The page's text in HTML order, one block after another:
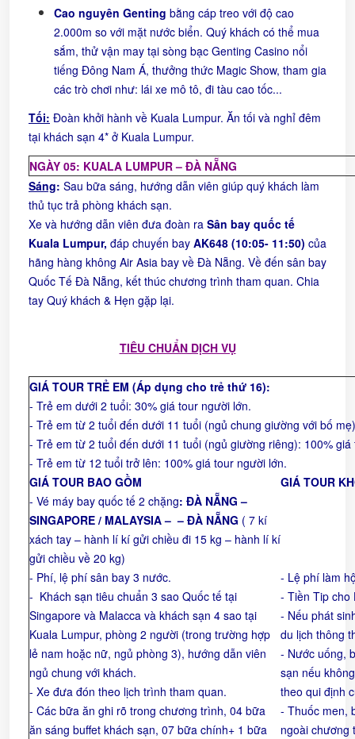
Cao nguyên Genting bằng cáp treo với độ cao
2.000m so với mặt nước biển. Quý khách có thể mua
sắm, thử vận may tại sòng bạc Genting Casino nổi
tiếng Đông Nam Á, thưởng thức Magic Show, tham gia
các trò chơi như: lái xe mô tô, đi tàu cao tốc...
Tối: Đoàn khởi hành về Kuala Lumpur. Ăn tối và nghỉ đêm
tại khách sạn 4* ở Kuala Lumpur.
NGÀY 05: KUALA LUMPUR – ĐÀ NẴNG
Sáng: Sau bữa sáng, hướng dẫn viên giúp quý khách làm
thủ tục trả phòng khách sạn.
Xe và hướng dẫn viên đưa đoàn ra Sân bay quốc tế
Kuala Lumpur, đáp chuyến bay AK648 (10:05- 11:50) của
hãng hàng không Air Asia bay về Đà Nẵng. Về đến sân bay
Quốc Tế Đà Nẵng, kết thúc chương trình tham quan. Chia
tay Quý khách & Hẹn gặp lại.
TIÊU CHUẨN DỊCH VỤ
GIÁ TOUR TRẺ EM (Áp dụng cho trẻ thứ 16):
- Trẻ em dưới 2 tuổi: 30% giá tour người lớn.
- Trẻ em từ 2 tuổi đến dưới 11 tuổi (ngủ chung giường với bố
- Trẻ em từ 2 tuổi đến dưới 11 tuổi (ngủ giường riêng): 100%
- Trẻ em từ 12 tuổi trở lên: 100% giá tour người lớn.
GIÁ TOUR BAO GỒM
GIÁ TOUR
- Vé máy bay quốc tế 2 chặng: ĐÀ NẴNG –
SINGAPORE / MALAYSIA – – ĐÀ NẴNG ( 7 kí
xách tay – hành lí kí gửi chiều đi 15 kg – hành lí kí
gửi chiều về 20 kg)
- Phí, lệ phí sân bay 3 nước.
- Khách sạn tiêu chuẩn 3 sao Quốc tế tại
Singapore và Malacca và khách sạn 4 sao tại
Kuala Lumpur, phòng 2 người (trong trường hợp
lẻ nam hoặc nữ, ngủ phòng 3), hướng dẫn viên
ngủ chung với khách.
- Xe đưa đón theo lịch trình tham quan.
- Các bữa ăn ghi rõ trong chương trình, 04 bữa
ăn sáng buffet khách sạn, 07 bữa chính+ 1 bữa
- Lệ phí làm
- Tiền Tip cho
- Nếu phát
du lịch thông
- Nước uống,
sạn nếu
theo qui định
- Thuốc men,
ngoài chương